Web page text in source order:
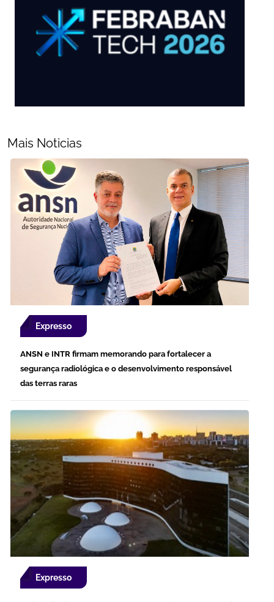
Mais Noticias
Expresso
ANSN e INTR firmam memorando para fortalecer a
segurança radiológica e o desenvolvimento responsável
das terras raras
Expresso